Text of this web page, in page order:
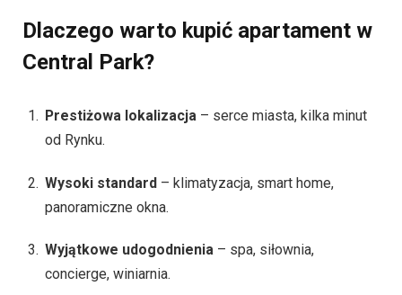
Dlaczego warto kupić apartament w
Central Park?
Prestiżowa lokalizacja – serce miasta, kilka minut
od Rynku.
Wysoki standard – klimatyzacja, smart home,
panoramiczne okna.
Wyjątkowe udogodnienia – spa, siłownia,
concierge, winiarnia.